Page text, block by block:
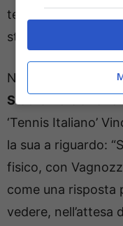
tennista
strutture private.
Non è escluso che
Stati Uniti o anche
‘Tennis Italiano’
la sua a riguardo:
fisico, con
come una risposta
vedere, nell’attesa